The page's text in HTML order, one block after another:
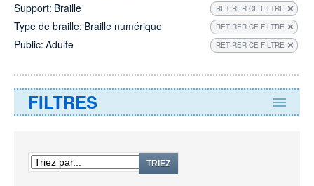
Support: Braille RETIRER CE FILTRE
Type de braille: Braille numérique RETIRER CE FILTRE
Public: Adulte RETIRER CE FILTRE
FILTRES
TRIEZ